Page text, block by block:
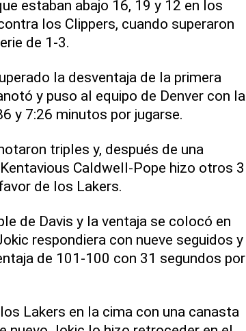
estaban abajo 16, 19 y 12 en los
los Clippers, cuando superaron
de 1-3.
la desventaja de la primera
y puso al equipo de Denver con la
y 7:26 minutos por jugarse.
triples y, después de una
Caldwell-Pope hizo otros 3
de los Lakers.
de Davis y la ventaja se colocó en
respondiera con nueve seguidos y
de 101-100 con 31 segundos por
Lakers en la cima con una canasta